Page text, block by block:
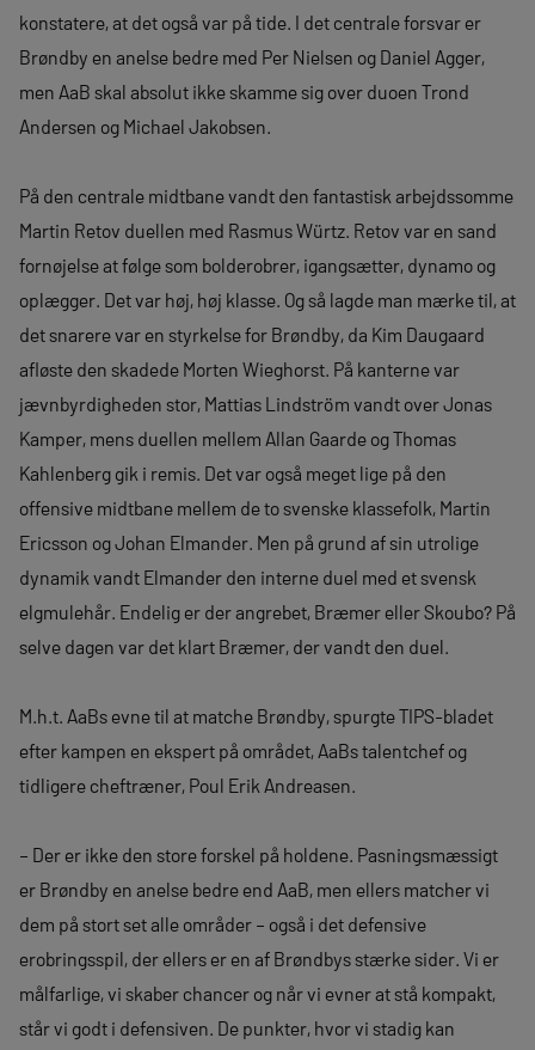
konstatere, at det også var på tide. I det centrale forsvar er
Brøndby en anelse bedre med Per Nielsen og Daniel Agger,
men AaB skal absolut ikke skamme sig over duoen Trond
Andersen og Michael Jakobsen.
På den centrale midtbane vandt den fantastisk arbejdssomme
Martin Retov duellen med Rasmus Würtz. Retov var en sand
fornøjelse at følge som bolderobrer, igangsætter, dynamo og
oplægger. Det var høj, høj klasse. Og så lagde man mærke til, at
det snarere var en styrkelse for Brøndby, da Kim Daugaard
afløste den skadede Morten Wieghorst. På kanterne var
jævnbyrdigheden stor, Mattias Lindström vandt over Jonas
Kamper, mens duellen mellem Allan Gaarde og Thomas
Kahlenberg gik i remis. Det var også meget lige på den
offensive midtbane mellem de to svenske klassefolk, Martin
Ericsson og Johan Elmander. Men på grund af sin utrolige
dynamik vandt Elmander den interne duel med et svensk
elgmulehår. Endelig er der angrebet, Bræmer eller Skoubo? På
selve dagen var det klart Bræmer, der vandt den duel.
M.h.t. AaBs evne til at matche Brøndby, spurgte TIPS-bladet
efter kampen en ekspert på området, AaBs talentchef og
tidligere cheftræner, Poul Erik Andreasen.
– Der er ikke den store forskel på holdene. Pasningsmæssigt
er Brøndby en anelse bedre end AaB, men ellers matcher vi
dem på stort set alle områder – også i det defensive
erobringsspil, der ellers er en af Brøndbys stærke sider. Vi er
målfarlige, vi skaber chancer og når vi evner at stå kompakt,
står vi godt i defensiven. De punkter, hvor vi stadig kan